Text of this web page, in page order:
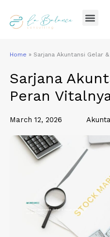
content
Home » Sarjana Akuntansi Gelar
Sarjana
Peran
March 12, 2026